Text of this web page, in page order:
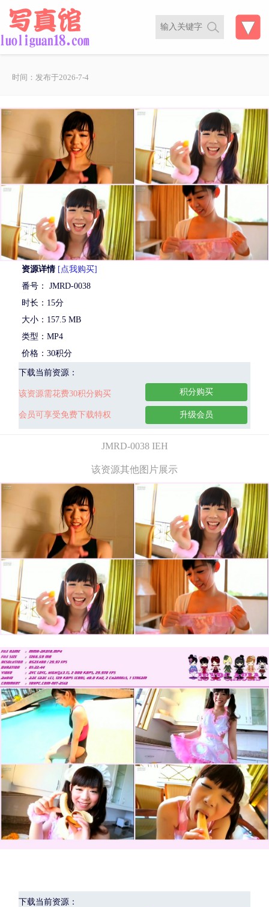
时间：发布于2026-7-4
资源详情 [点我购买]
番号： JMRD-0038
时长：15分
大小：157.5 MB
类型：MP4
价格：30积分
下载当前资源：
该资源需花费30积分购买
会员可享受免费下载特权
积分购买
升级会员
JMRD-0038 IEH
该资源其他图片展示
下载当前资源：